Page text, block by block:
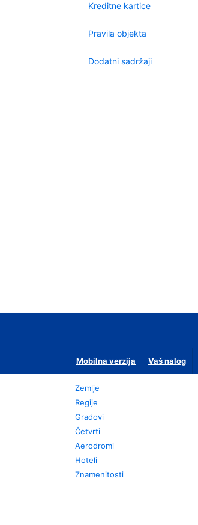
Kreditne kartice
Pravila objekta
Dodatni sadržaji
Mobilna verzija Vaš nalog
Zemlje
Regije
Gradovi
Četvrti
Aerodromi
Hoteli
Znamenitosti